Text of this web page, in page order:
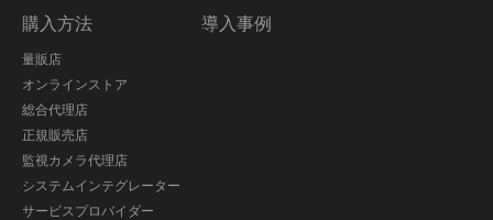
購入方法
量販店
オンラインストア
総合代理店
正規販売店
監視カメラ代理店
システムインテグレーター
サービスプロバイダー
導入事例